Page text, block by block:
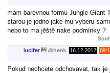
mam barevnou formu Jungle Giant
starou je jedno jake mu vyberu
nebo to ma jěště nake podmínky ?
lucifer @henk 16.12.2012
Pokud nechcete odchovavat, tak